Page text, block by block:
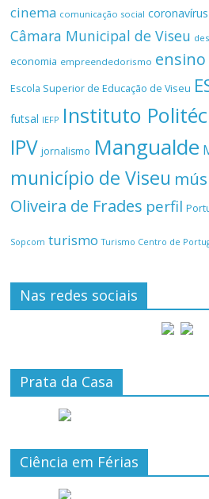
cinema comunicação social coronavírus
Câmara Municipal de Viseu
economia empreendedorismo
Escola Superior de Educação de Viseu
futsal IEFP Instituto
IPV jornalismo Mangualde
município de Viseu
Oliveira de Frades perfil
Sopcom turismo Turismo Centro de
Nas redes sociais
Prata da Casa
Ciência em Férias